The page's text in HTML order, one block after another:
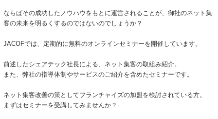
ならばその成功したノウハウをもとに運営されることが、御社のネット集
客の未来を明るくするのではないのでしょうか？
JACOFでは、定期的に無料のオンラインセミナーを開催しています。
前述したシェアテック社長による、ネット集客の取組み紹介。
また、弊社の指導体制やサービスのご紹介を含めたセミナーです。
ネット集客改善の策としてフランチャイズの加盟を検討されている方。
まずはセミナーを受講してみませんか？